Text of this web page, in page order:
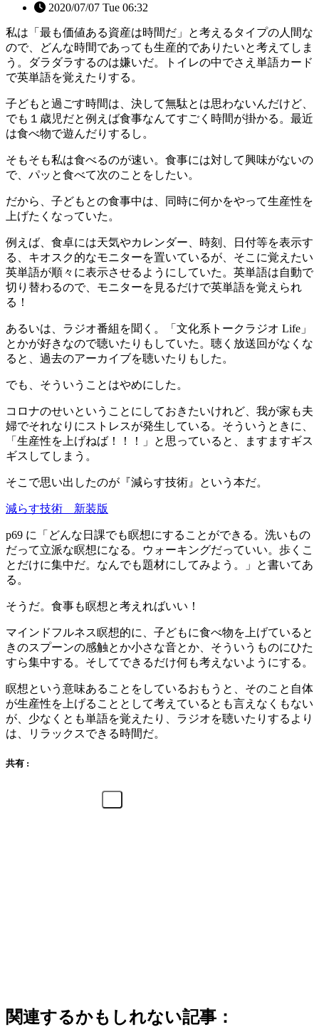
2020/07/07 Tue 06:32
私は「最も価値ある資産は時間だ」と考えるタイプの人間な
ので、どんな時間であっても生産的でありたいと考えてしま
う。ダラダラするのは嫌いだ。トイレの中でさえ単語カード
で英単語を覚えたりする。
子どもと過ごす時間は、決して無駄とは思わないんだけど、
でも１歳児だと例えば食事なんてすごく時間が掛かる。最近
は食べ物で遊んだりするし。
そもそも私は食べるのが速い。食事には対して興味がないの
で、パッと食べて次のことをしたい。
だから、子どもとの食事中は、同時に何かをやって生産性を
上げたくなっていた。
例えば、食卓には天気やカレンダー、時刻、日付等を表示す
る、キオスク的なモニターを置いているが、そこに覚えたい
英単語が順々に表示させるようにしていた。英単語は自動で
切り替わるので、モニターを見るだけで英単語を覚えられ
る！
あるいは、ラジオ番組を聞く。「文化系トークラジオ Life」
とかが好きなので聴いたりもしていた。聴く放送回がなくな
ると、過去のアーカイブを聴いたりもした。
でも、そういうことはやめにした。
コロナのせいということにしておきたいけれど、我が家も夫
婦でそれなりにストレスが発生している。そういうときに、
「生産性を上げねば！！！」と思っていると、ますますギス
ギスしてしまう。
そこで思い出したのが『減らす技術』という本だ。
減らす技術 新装版
p69 に「どんな日課でも瞑想にすることができる。洗いもの
だって立派な瞑想になる。ウォーキングだっていい。歩くこ
とだけに集中だ。なんでも題材にしてみよう。」と書いてあ
る。
そうだ。食事も瞑想と考えればいい！
マインドフルネス瞑想的に、子どもに食べ物を上げていると
きのスプーンの感触とか小さな音とか、そういうものにひた
すら集中する。そしてできるだけ何も考えないようにする。
瞑想という意味あることをしているおもうと、そのこと自体
が生産性を上げることとして考えているとも言えなくもない
が、少なくとも単語を覚えたり、ラジオを聴いたりするより
は、リラックスできる時間だ。
共有 :
関連するかもしれない記事：